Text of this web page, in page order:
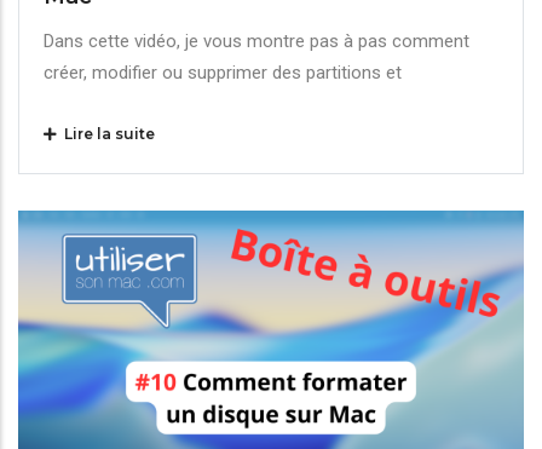
Dans cette vidéo, je vous montre pas à pas comment
créer, modifier ou supprimer des partitions et
Lire la suite